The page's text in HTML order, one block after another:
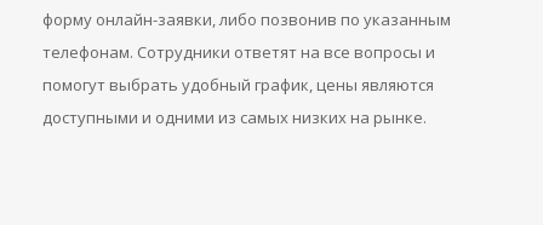
форму онлайн-заявки, либо позвонив по указанным
телефонам. Сотрудники ответят на все вопросы и
помогут выбрать удобный график, цены являются
доступными и одними из самых низких на рынке.